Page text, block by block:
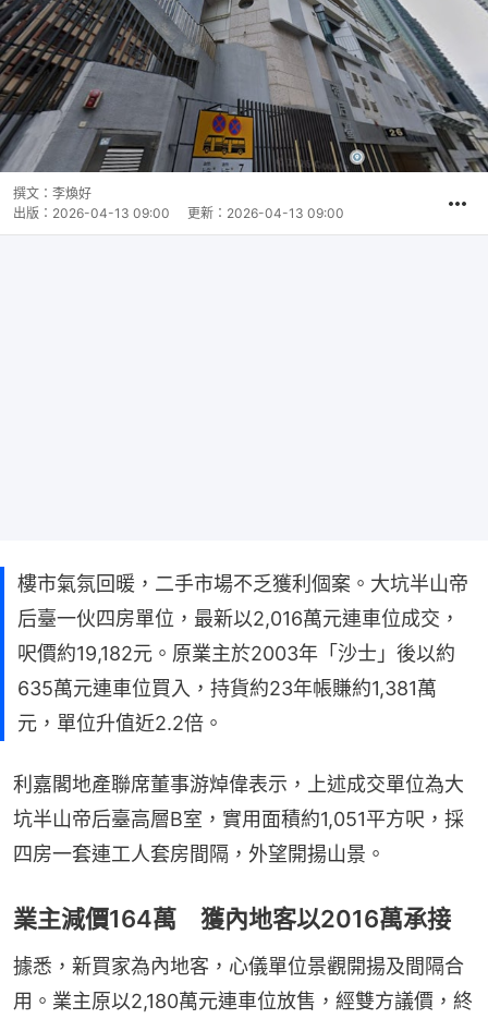
撰文： 李煥好
出版： 2026-04-13 09:00 更新： 2026-04-13 09:00
樓市氣氛回暖，二手市場不乏獲利個案。大坑半山帝
后臺一伙四房單位，最新以2,016萬元連車位成交，
呎價約19,182元。原業主於2003年「沙士」後以約
635萬元連車位買入，持貨約23年帳賺約1,381萬
元，單位升值近2.2倍。
利嘉閣地產聯席董事游焯偉表示，上述成交單位為大
坑半山帝后臺高層B室，實用面積約1,051平方呎，採
四房一套連工人套房間隔，外望開揚山景。
業主減價164萬 獲內地客以2016萬承接
據悉，新買家為內地客，心儀單位景觀開揚及間隔合
用。業主原以2,180萬元連車位放售，經雙方議價，終